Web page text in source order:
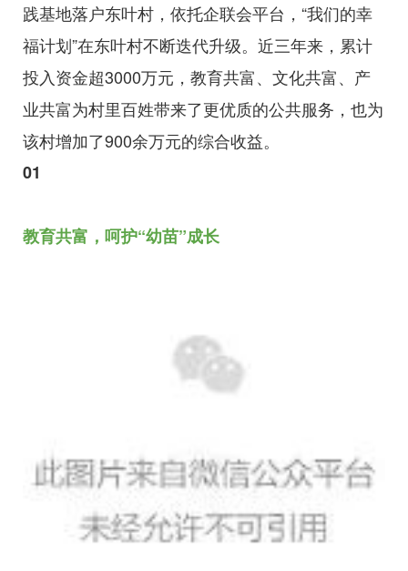
践基地落户东叶村，依托企联会平台，“我们的幸
福计划”在东叶村不断迭代升级。近三年来，累计
投入资金超3000万元，教育共富、文化共富、产
业共富为村里百姓带来了更优质的公共服务，也为
该村增加了900余万元的综合收益。
01
教育共富，呵护“幼苗”成长